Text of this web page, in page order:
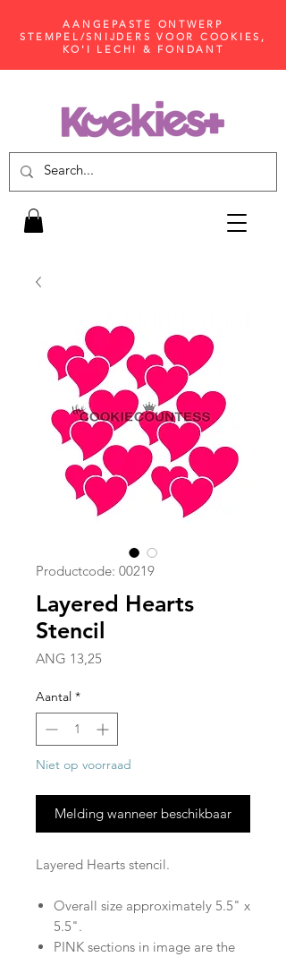
AANGEPASTE ONTWERP
STEMPEL/SNIJDERS VOOR COOKIES,
KO'I LECHI & FONDANT
Productcode: 00219
Layered Hearts
Stencil
ANG 13,25
Aantal *
Niet op voorraad
Melding wanneer beschikbaar
Layered Hearts stencil.
Overall size approximately 5.5" x
5.5".
PINK sections in image are the